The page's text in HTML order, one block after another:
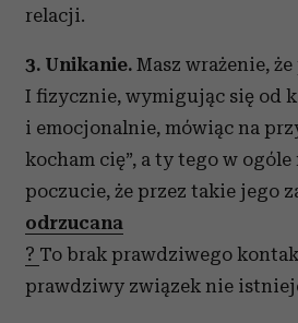
relacji.
3. Unikanie. Masz wrażenie,
I fizycznie, wymigując się od
i emocjonalnie, mówiąc na
kocham cię”, a ty tego w ogóle
poczucie, że przez takie jego
odrzucana
? To brak prawdziwego
prawdziwy związek nie